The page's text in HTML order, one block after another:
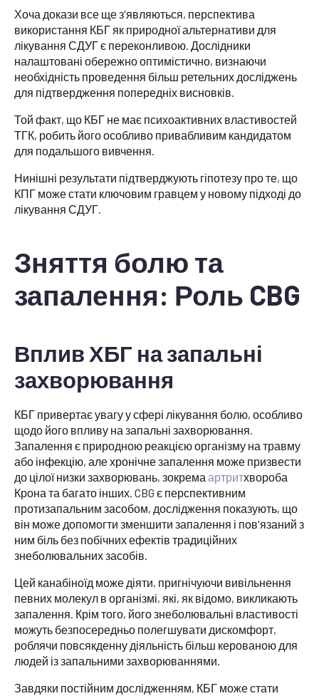
Хоча докази все ще з'являються, перспектива
використання КБГ як природної альтернативи для
лікування СДУГ є переконливою. Дослідники
налаштовані обережно оптимістично, визнаючи
необхідність проведення більш ретельних досліджень
для підтвердження попередніх висновків.
Той факт, що КБГ не має психоактивних властивостей
ТГК, робить його особливо привабливим кандидатом
для подальшого вивчення.
Нинішні результати підтверджують гіпотезу про те, що
КПГ може стати ключовим гравцем у новому підході до
лікування СДУГ.
Зняття болю та
запалення: Роль CBG
Вплив ХБГ на запальні
захворювання
КБГ привертає увагу у сфері лікування болю, особливо
щодо його впливу на запальні захворювання.
Запалення є природною реакцією організму на травму
або інфекцію, але хронічне запалення може призвести
до цілої низки захворювань, зокрема артритхвороба
Крона та багато інших. CBG є перспективним
протизапальним засобом, дослідження показують, що
він може допомогти зменшити запалення і пов'язаний з
ним біль без побічних ефектів традиційних
знеболювальних засобів.
Цей канабіноїд може діяти, пригнічуючи вивільнення
певних молекул в організмі, які, як відомо, викликають
запалення. Крім того, його знеболювальні властивості
можуть безпосередньо полегшувати дискомфорт,
роблячи повсякденну діяльність більш керованою для
людей із запальними захворюваннями.
Завдяки постійним дослідженням, КБГ може стати